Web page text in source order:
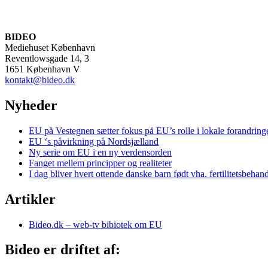
BIDEO
Mediehuset København
Reventlowsgade 14, 3
1651 København V
kontakt@bideo.dk
Nyheder
EU på Vestegnen sætter fokus på EU’s rolle i lokale
EU ‘s påvirkning på Nordsjælland
Ny serie om EU i en ny verdensorden
Fanget mellem principper og realiteter
I dag bliver hvert ottende danske barn født vha.
Artikler
Bideo.dk – web-tv bibiotek om EU
Bideo er driftet af: